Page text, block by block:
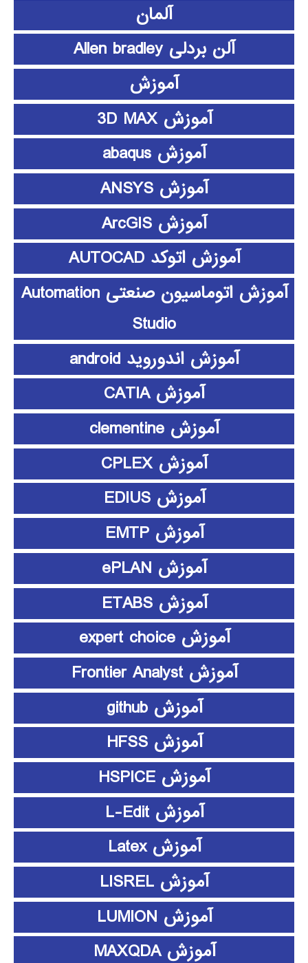
آلمان
آلن بردلی Allen bradley
آموزش
آموزش 3D MAX
آموزش abaqus
آموزش ANSYS
آموزش ArcGIS
آموزش اتوکد AUTOCAD
آموزش اتوماسیون صنعتی Automation
Studio
آموزش اندوروید android
آموزش CATIA
آموزش clementine
آموزش CPLEX
آموزش EDIUS
آموزش EMTP
آموزش ePLAN
آموزش ETABS
آموزش expert choice
آموزش Frontier Analyst
آموزش github
آموزش HFSS
آموزش HSPICE
آموزش L-Edit
آموزش Latex
آموزش LISREL
آموزش LUMION
آموزش MAXQDA